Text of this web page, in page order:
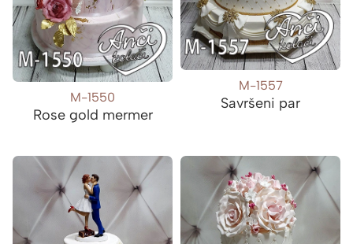
M-1550
Rose gold mermer
M-1557
Savršeni par